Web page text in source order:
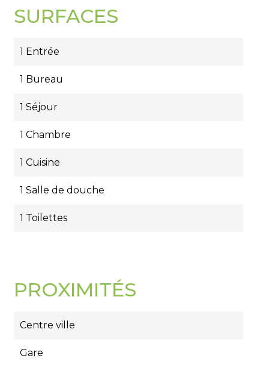
SURFACES
1 Entrée
1 Bureau
1 Séjour
1 Chambre
1 Cuisine
1 Salle de douche
1 Toilettes
PROXIMITÉS
Centre ville
Gare